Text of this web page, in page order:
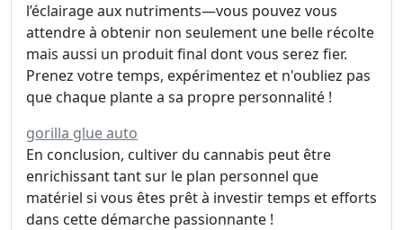
l’éclairage aux nutriments—vous pouvez vous
attendre à obtenir non seulement une belle récolte
mais aussi un produit final dont vous serez fier.
Prenez votre temps, expérimentez et n'oubliez pas
que chaque plante a sa propre personnalité !
gorilla glue auto
En conclusion, cultiver du cannabis peut être
enrichissant tant sur le plan personnel que
matériel si vous êtes prêt à investir temps et efforts
dans cette démarche passionnante !